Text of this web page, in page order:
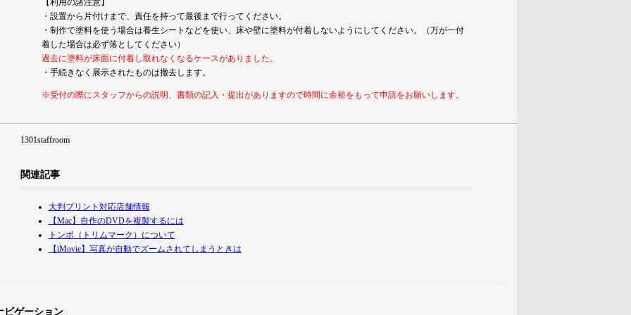
【利用の諸注意】
・設置から片付けまで、責任を持って最後まで行ってください。
・制作で塗料を使う場合は養生シートなどを使い、床や壁に塗料が付着しないようにしてください。（万が一付
着した場合は必ず落としてください）
過去に塗料が床面に付着し取れなくなるケースがありました。
・手続きなく展示されたものは撤去します。
※受付の際にスタッフからの説明、書類の記入・提出がありますので時間に余裕をもって申請をお願いします。
1301staffroom
関連記事
大判プリント対応店舗情報
【Mac】自作のDVDを複製するには
トンボ（トリムマーク）について
【iMovie】写真が自動でズームされてしまうときは
ビゲーション